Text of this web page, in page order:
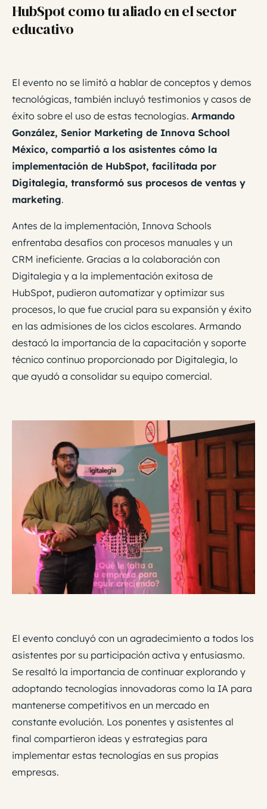
HubSpot como tu aliado en el sector
educativo
El evento no se limitó a hablar de conceptos y demos
tecnológicas, también incluyó testimonios y casos de
éxito sobre el uso de estas tecnologías. Armando
González, Senior Marketing de Innova School
México, compartió a los asistentes cómo la
implementación de HubSpot, facilitada por
Digitalegia, transformó sus procesos de ventas y
marketing.
Antes de la implementación, Innova Schools
enfrentaba desafíos con procesos manuales y un
CRM ineficiente. Gracias a la colaboración con
Digitalegia y a la implementación exitosa de
HubSpot, pudieron automatizar y optimizar sus
procesos, lo que fue crucial para su expansión y éxito
en las admisiones de los ciclos escolares. Armando
destacó la importancia de la capacitación y soporte
técnico continuo proporcionado por Digitalegia, lo
que ayudó a consolidar su equipo comercial.
El evento concluyó con un agradecimiento a todos los
asistentes por su participación activa y entusiasmo.
Se resaltó la importancia de continuar explorando y
adoptando tecnologías innovadoras como la IA para
mantenerse competitivos en un mercado en
constante evolución. Los ponentes y asistentes al
final compartieron ideas y estrategias para
implementar estas tecnologías en sus propias
empresas.